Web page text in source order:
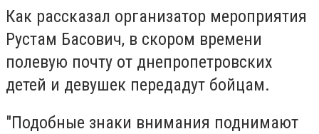
Как рассказал организатор мероприятия
Рустам Басович, в скором времени
полевую почту от днепропетровских
детей и девушек передадут бойцам.
"Подобные знаки внимания поднимают